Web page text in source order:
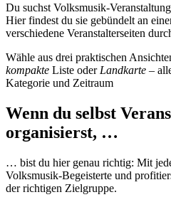
Du suchst Volksmusik-
Hier findest du sie gebündelt an
verschiedene Veranstalterseiten
Wähle aus drei praktischen
kompakte Liste oder Landkarte –
Kategorie und Zeitraum
Wenn du selbst
organisierst, …
… bist du hier genau richtig: Mit
Volksmusik-Begeisterte und
der richtigen Zielgruppe.